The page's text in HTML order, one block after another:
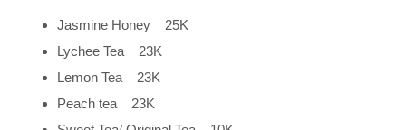
Jasmine Honey 25K
Lychee Tea 23K
Lemon Tea 23K
Peach tea 23K